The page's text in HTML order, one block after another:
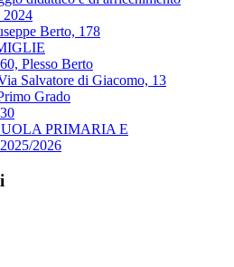
2024
Berto, 178
Plesso Berto
Salvatore di Giacomo, 13
Grado
PRIMARIA E
2026